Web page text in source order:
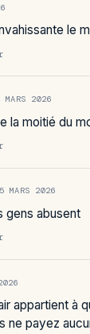
le
MARS 2026
la moitié du
5 MARS 2026
gens abusent
appartient à
ne payez